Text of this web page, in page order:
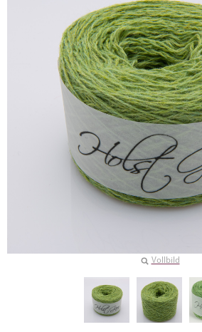
Vollbild